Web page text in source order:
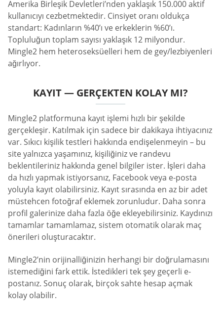
Amerika Birleşik Devletleri’nden yaklaşık 150.000 aktif
kullanıcıyı cezbetmektedir. Cinsiyet oranı oldukça
standart: Kadınların %40’ı ve erkeklerin %60’ı.
Topluluğun toplam sayısı yaklaşık 12 milyondur.
Mingle2 hem heteroseksüelleri hem de gey/lezbiyenleri
ağırlıyor.
KAYIT — GERÇEKTEN KOLAY MI?
Mingle2 platformuna kayıt işlemi hızlı bir şekilde
gerçekleşir. Katılmak için sadece bir dakikaya ihtiyacınız
var. Sıkıcı kişilik testleri hakkında endişelenmeyin – bu
site yalnızca yaşamınız, kişiliğiniz ve randevu
beklentileriniz hakkında genel bilgiler ister. İşleri daha
da hızlı yapmak istiyorsanız, Facebook veya e-posta
yoluyla kayıt olabilirsiniz. Kayıt sırasında en az bir adet
müstehcen fotoğraf eklemek zorunludur. Daha sonra
profil galerinize daha fazla öğe ekleyebilirsiniz. Kaydınızı
tamamlar tamamlamaz, sistem otomatik olarak maç
önerileri oluşturacaktır.
Mingle2’nin orijinalliğinizin herhangi bir doğrulamasını
istemediğini fark ettik. İstedikleri tek şey geçerli e-
postanız. Sonuç olarak, birçok sahte hesap açmak
kolay olabilir.